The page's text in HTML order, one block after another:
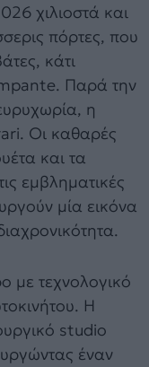
χιλιοστά και
πόρτες, που
κάτι
Παρά την
η
Οι καθαρές
και τα
εμβληματικές
μία εικόνα
με τεχνολογικό
Η
studio
έναν